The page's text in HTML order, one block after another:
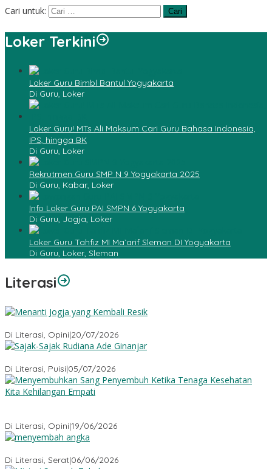
Cari untuk:
Loker Terkini
Loker Guru Bimbl Bantul Yogyakarta
Di Guru, Loker
Loker Guru! MTs Ali Maksum Cari Guru Bahasa Indonesia,
IPS, hingga BK
Di Guru, Loker
Rekrutmen Guru SMP N 9 Yogyakarta 2025
Di Guru, Kabar, Loker
Info Loker Guru PAI SMPN 6 Yogyakarta
Di Guru, Jogja, Loker
Loker Guru Tahfiz MI Ma`arif Sleman DI Yogyakarta
Di Guru, Loker, Sleman
Literasi
Di Literasi, Opini|20/07/2026
Di Literasi, Puisi|05/07/2026
Di Literasi, Opini|19/06/2026
Di Literasi, Serat|06/06/2026